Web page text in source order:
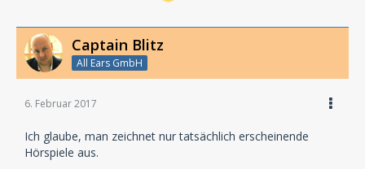
Captain Blitz
All Ears GmbH
6. Februar 2017
Ich glaube, man zeichnet nur tatsächlich erscheinende
Hörspiele aus.